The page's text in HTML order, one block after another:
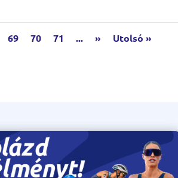
69 70 71 ... » Utolsó »